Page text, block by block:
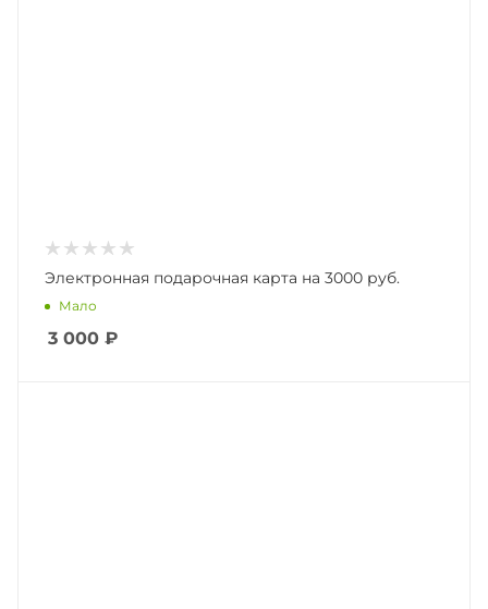
Электронная подарочная карта на 3000 руб.
Мало
3 000 ₽